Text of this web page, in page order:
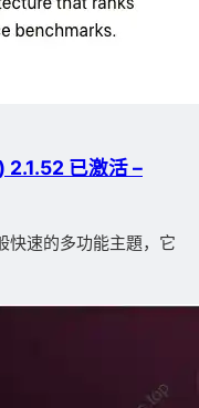
已激活 –
快速的多功能主題，它